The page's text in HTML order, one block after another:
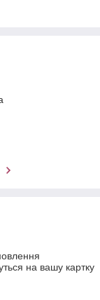
на вашу картку